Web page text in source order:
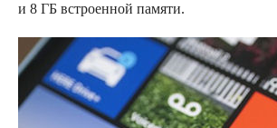
и 8 ГБ встроенной памяти.